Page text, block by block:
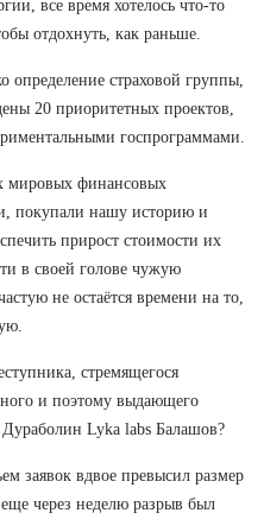
все время хотелось что-то
отдохнуть, как раньше.
определение страховой группы,
20 приоритетных проектов,
госпрограммами.
мировых финансовых
покупали нашу историю и
прирост стоимости их
в своей голове чужую
не остаётся времени на то,
стремящегося
и поэтому выдающего
Lyka labs Балашов?
заявок вдвое превысил размер
через неделю разрыв был